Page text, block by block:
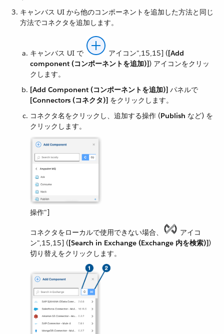
キャンバス UI から他のコンポーネントを追加した方法と同じ
方法でコネクタを追加します。
キャンバス UI で ​ アイコン",15,15]​ (​[Add
component (コンポーネントを追加)]​) アイコンをクリッ
クします。
[Add Component (コンポーネントを追加)] ​ パネルで ​
[Connectors (コネクタ)] ​ をクリックします。
コネクタ名をクリックし、追加する操作 (​Publish ​ など) を
クリックします。
操作"]
コネクタをローカルで使用できない場合、​
アイコ
ン",15,15]​ (​[Search in Exchange (Exchange 内を検索)]​)
切り替えをクリックします。